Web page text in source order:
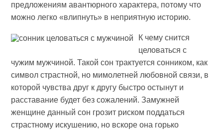
предложениям авантюрного характера, потому что
можно легко «влипнуть» в неприятную историю.
К чему снится
целоваться с
чужим мужчиной. Такой сон трактуется сонником, как
символ страстной, но мимолетней любовной связи, в
которой чувства друг к другу быстро остынут и
расставание будет без сожалений. Замужней
женщине данный сон грозит риском поддаться
страстному искушению, но вскоре она горько